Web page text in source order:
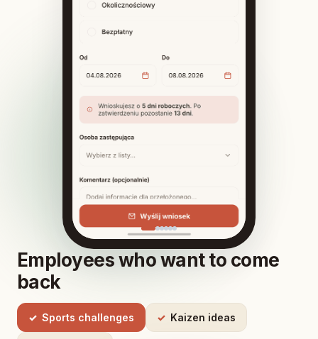
Employees who want to come
back
Sports challenges Kaizen ideas